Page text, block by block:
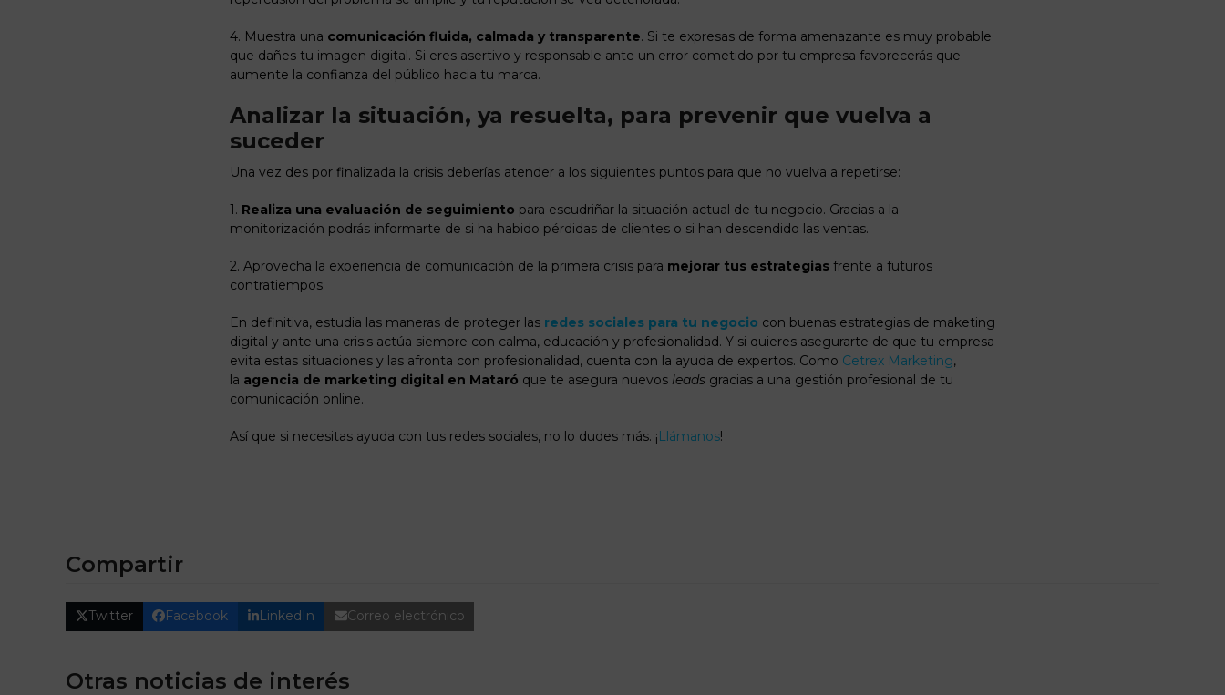
4. Muestra una comunicación fluida, calmada y transparente. Si te expresas de forma amenazante es muy probable
que dañes tu imagen digital. Si eres asertivo y responsable ante un error cometido por tu empresa favorecerás que
aumente la confianza del público hacia tu marca.
Analizar la situación, ya resuelta, para prevenir que vuelva a
suceder
Una vez des por finalizada la crisis deberías atender a los siguientes puntos para que no vuelva a repetirse:
1. Realiza una evaluación de seguimiento para escudriñar la situación actual de tu negocio. Gracias a la
monitorización podrás informarte de si ha habido pérdidas de clientes o si han descendido las ventas.
2. Aprovecha la experiencia de comunicación de la primera crisis para mejorar tus estrategias frente a futuros
contratiempos.
En definitiva, estudia las maneras de proteger las redes sociales para tu negocio con buenas estrategias de maketing
digital y ante una crisis actúa siempre con calma, educación y profesionalidad. Y si quieres asegurarte de que tu empresa
evita estas situaciones y las afronta con profesionalidad, cuenta con la ayuda de expertos. Como Cetrex Marketing,
la agencia de marketing digital en Mataró que te asegura nuevos leads gracias a una gestión profesional de tu
comunicación online.
Así que si necesitas ayuda con tus redes sociales, no lo dudes más. ¡Llámanos!
Compartir
Twitter Facebook LinkedIn Correo electrónico
Otras noticias de interés